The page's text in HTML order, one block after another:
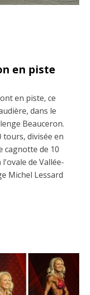
en piste
en piste, ce
dans le
Beauceron.
tours, divisée en
cagnotte de 10
de Vallée-
Michel Lessard